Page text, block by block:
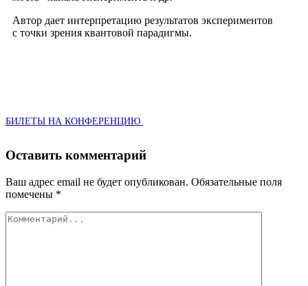
Автор дает интер­пре­та­цию резуль­та­тов экс­пе­ри­мен­тов
с точ­ки зре­ния кван­то­вой парадигмы.
БИЛЕ­ТЫ НА КОНФЕРЕНЦИЮ
Оставить комментарий
Ваш адрес email не будет опубликован. Обязательные поля
помечены *